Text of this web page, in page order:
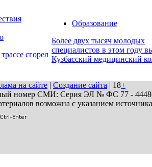
сгорел
Образование
Более двух тысяч молодых
специалистов в этом году
Кузбасский медицинский
на сайте | Создание сайта | 18+
номер СМИ: Серия ЭЛ № ФС 77 - 44486
возможна с указанием